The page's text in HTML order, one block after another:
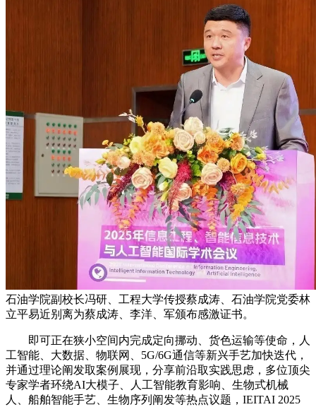
石油学院副校长冯研、工程大学传授蔡成涛、石油学院党委林
立平易近别离为蔡成涛、李洋、军颁布感激证书。
即可正在狭小空间内完成定向挪动、货色运输等使命，人
工智能、大数据、物联网、5G/6G通信等新兴手艺加快迭代，
并通过理论阐发取案例展现，分享前沿取实践思虑，多位顶尖
专家学者环绕AI大模子、人工智能教育影响、生物式机械
人、船舶智能手艺、生物序列阐发等热点议题，IEITAI 2025